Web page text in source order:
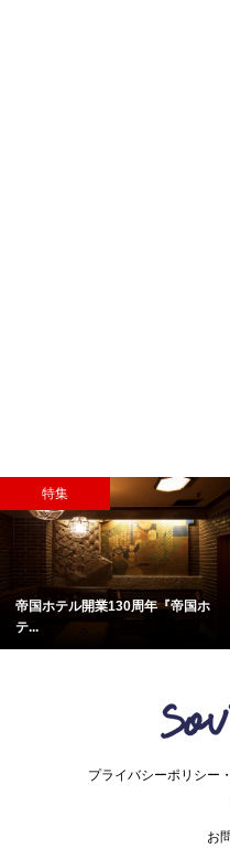
特集
帝国ホテル開業130周年『帝国ホ
テ...
プライバシーポリシー
お